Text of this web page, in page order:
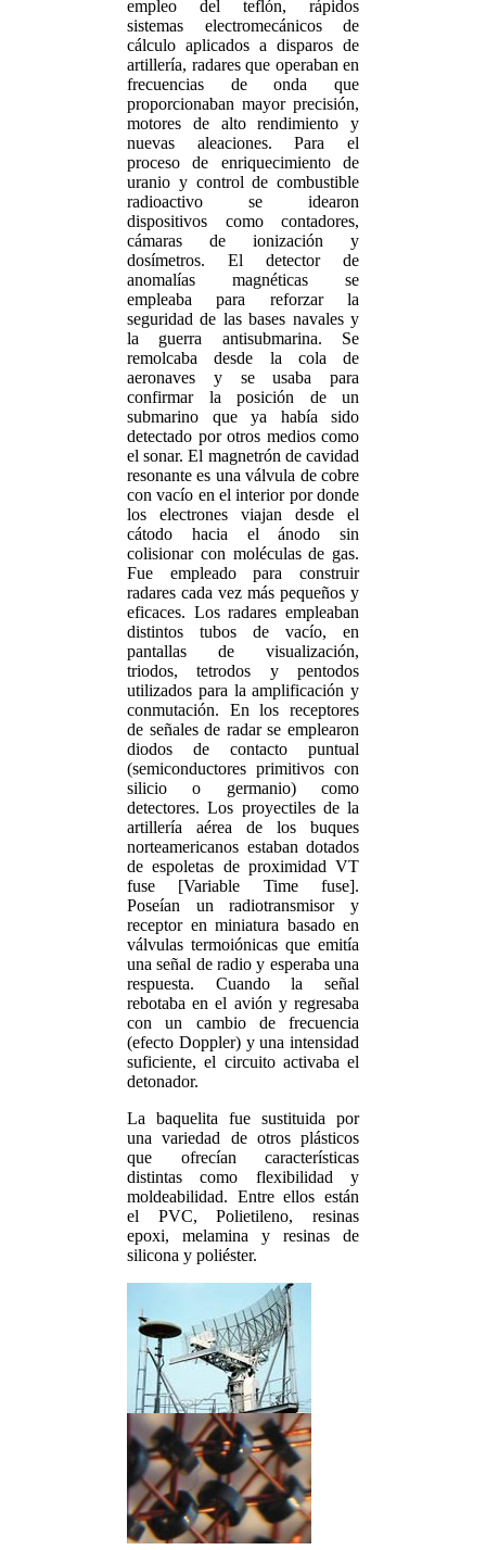
empleo del teflón, rápidos
sistemas electromecánicos de
cálculo aplicados a disparos de
artillería, radares que operaban en
frecuencias de onda que
proporcionaban mayor precisión,
motores de alto rendimiento y
nuevas aleaciones. Para el
proceso de enriquecimiento de
uranio y control de combustible
radioactivo se idearon
dispositivos como contadores,
cámaras de ionización y
dosímetros. El detector de
anomalías magnéticas se
empleaba para reforzar la
seguridad de las bases navales y
la guerra antisubmarina. Se
remolcaba desde la cola de
aeronaves y se usaba para
confirmar la posición de un
submarino que ya había sido
detectado por otros medios como
el sonar. El magnetrón de cavidad
resonante es una válvula de cobre
con vacío en el interior por donde
los electrones viajan desde el
cátodo hacia el ánodo sin
colisionar con moléculas de gas.
Fue empleado para construir
radares cada vez más pequeños y
eficaces. Los radares empleaban
distintos tubos de vacío, en
pantallas de visualización,
triodos, tetrodos y pentodos
utilizados para la amplificación y
conmutación. En los receptores
de señales de radar se emplearon
diodos de contacto puntual
(semiconductores primitivos con
silicio o germanio) como
detectores. Los proyectiles de la
artillería aérea de los buques
norteamericanos estaban dotados
de espoletas de proximidad VT
fuse [Variable Time fuse].
Poseían un radiotransmisor y
receptor en miniatura basado en
válvulas termoiónicas que emitía
una señal de radio y esperaba una
respuesta. Cuando la señal
rebotaba en el avión y regresaba
con un cambio de frecuencia
(efecto Doppler) y una intensidad
suficiente, el circuito activaba el
detonador.
La baquelita fue sustituida por
una variedad de otros plásticos
que ofrecían características
distintas como flexibilidad y
moldeabilidad. Entre ellos están
el PVC, Polietileno, resinas
epoxi, melamina y resinas de
silicona y poliéster.